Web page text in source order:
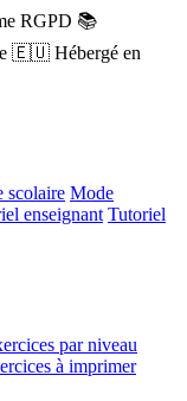
RGPD 📚
🇪🇺 Hébergé en
scolaire Mode
enseignant Tutoriel
par niveau
à imprimer